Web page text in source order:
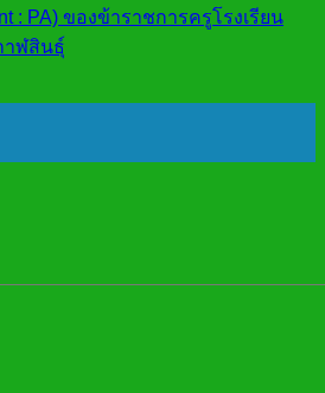
: PA) ของข้าราชการครูโรงเรียน
าฬสินธุ์